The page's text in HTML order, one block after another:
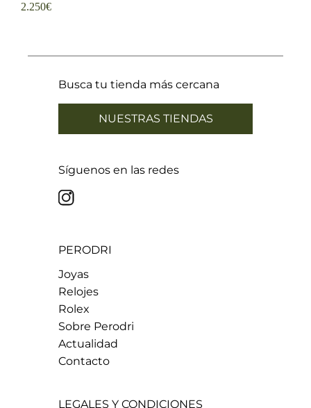
2.250€
Busca tu tienda más cercana
NUESTRAS TIENDAS
Síguenos en las redes
PERODRI
Joyas
Relojes
Rolex
Sobre Perodri
Actualidad
Contacto
LEGALES Y CONDICIONES